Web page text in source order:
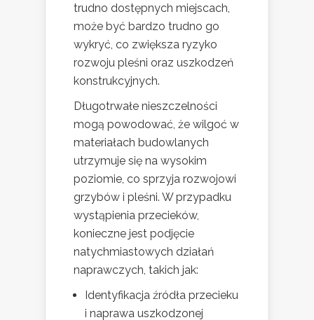
trudno dostępnych miejscach,
może być bardzo trudno go
wykryć, co zwiększa ryzyko
rozwoju pleśni oraz uszkodzeń
konstrukcyjnych.
Długotrwałe nieszczelności
mogą powodować, że wilgoć w
materiałach budowlanych
utrzymuje się na wysokim
poziomie, co sprzyja rozwojowi
grzybów i pleśni. W przypadku
wystąpienia przecieków,
konieczne jest podjęcie
natychmiastowych działań
naprawczych, takich jak:
Identyfikacja źródła przecieku
i naprawa uszkodzonej